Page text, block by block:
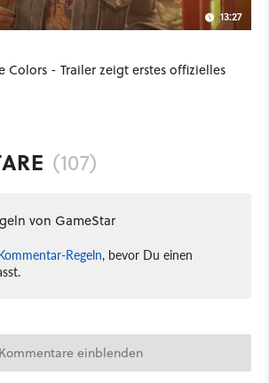
13:27
Colors - Trailer zeigt erstes offizielles
(107)
von GameStar
Regeln, bevor Du einen
Kommentare einblenden